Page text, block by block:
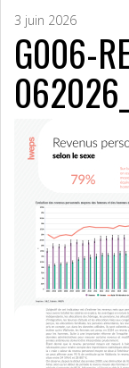
3 juin 2026
G006-